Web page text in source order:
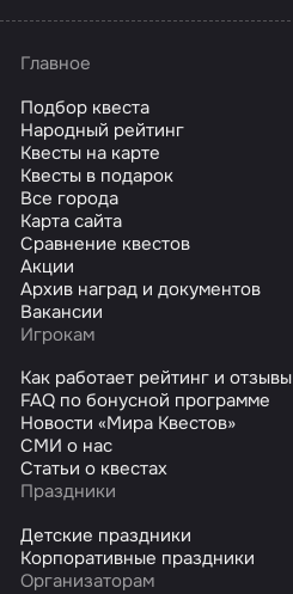
Главное
Подбор квеста
Народный рейтинг
Квесты на карте
Квесты в подарок
Все города
Карта сайта
Сравнение квестов
Акции
Архив наград и документов
Вакансии
Игрокам
Как работает рейтинг и отзывы
FAQ по бонусной программе
Новости «Мира Квестов»
СМИ о нас
Статьи о квестах
Праздники
Детские праздники
Корпоративные праздники
Организаторам